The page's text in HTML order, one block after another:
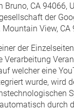
Bruno, CA 94066,
der
View, CA
der
Verarbeitung
welcher eine
wurde, wird
durch